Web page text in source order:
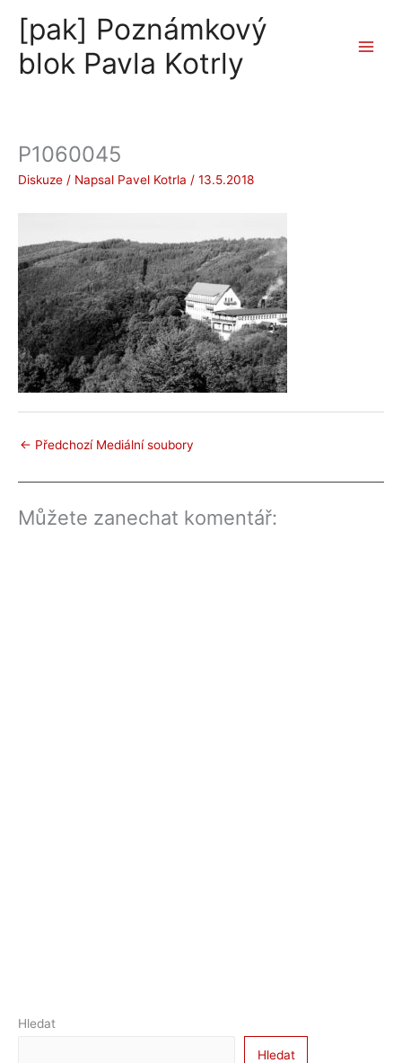
obsah
[pak] Poznámkový
blok Pavla Kotrly
P1060045
Diskuze / Napsal Pavel Kotrla / 13.5.2018
← Předchozí Mediální soubory
Můžete zanechat komentář:
Hledat
Hledat